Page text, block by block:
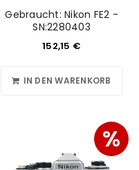
Gebraucht: Nikon FE2 -
SN:2280403
152,15 €
IN DEN WARENKORB
%